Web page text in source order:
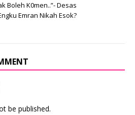
Boleh K0men..”- Desas
Emran Nikah Esok?
be published.